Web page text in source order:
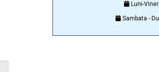
Luni-
Sambata -